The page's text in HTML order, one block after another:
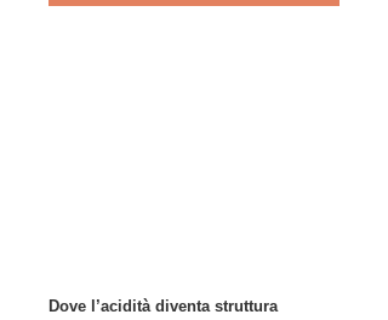
Dove l’acidità diventa struttura